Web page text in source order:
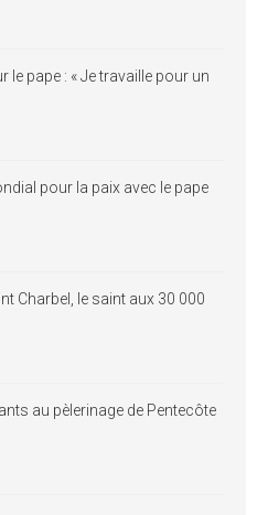
le pape : « Je travaille pour un
pour la paix avec le pape
Charbel, le saint aux 30 000
au pèlerinage de Pentecôte